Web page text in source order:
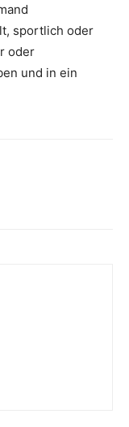
sportlich oder
oder
und in ein